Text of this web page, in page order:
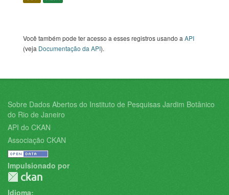
Você também pode ter acesso a esses registros usando a API
(veja Documentação da API).
Sobre Dados Abertos do Instituto de Pesquisas Jardim Botânico
do Rio de Janeiro
API do CKAN
Associação CKAN
Impulsionado por
Idioma